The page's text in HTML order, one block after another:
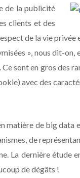
de la publicité
clients et des
de la vie privée
», nous dit-
sont en gros des
avec des
matière de big
de
La dernière étude
de dégâts !